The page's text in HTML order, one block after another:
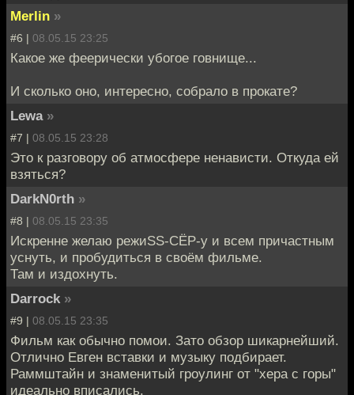
Merlin »
#6 | 08.05.15 23:25
Какое же феерически убогое говнище...
И сколько оно, интересно, собрало в прокате?
Lewa »
#7 | 08.05.15 23:28
Это к разговору об атмосфере ненависти. Откуда ей
взяться?
DarkN0rth »
#8 | 08.05.15 23:35
Искренне желаю режиSS-СЁР-у и всем причастным
уснуть, и пробудиться в своём фильме.
Там и издохнуть.
Darrock »
#9 | 08.05.15 23:35
Фильм как обычно помои. Зато обзор шикарнейший.
Отлично Евген вставки и музыку подбирает.
Раммштайн и знаменитый гроулинг от "хера с горы"
идеально вписались.